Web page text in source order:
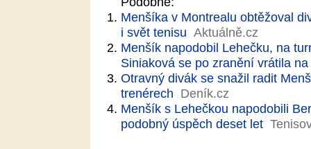
Menšíka v Montrealu obtěžoval
i svět tenisu Aktuálně.cz
Menšík napodobil Lehečku, na
Siniaková se po zranění vrátila
Otravný divák se snažil radit
trenérech Deník.cz
Menšík s Lehečkou napodobili
podobný úspěch deset let